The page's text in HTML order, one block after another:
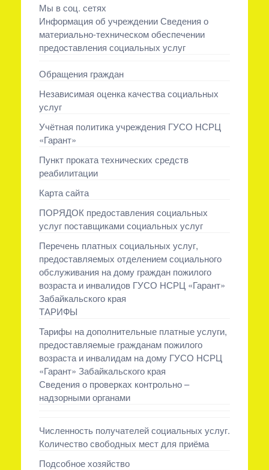
Мы в соц. сетях
Информация об учреждении Сведения о
материально-техническом обеспечении
предоставления социальных услуг
Обращения граждан
Независимая оценка качества социальных
услуг
Учётная политика учреждения ГУСО НСРЦ
«Гарант»
Пункт проката технических средств
реабилитации
Карта сайта
ПОРЯДОК предоставления социальных
услуг поставщиками социальных услуг
Перечень платных социальных услуг,
предоставляемых отделением социального
обслуживания на дому граждан пожилого
возраста и инвалидов ГУСО НСРЦ «Гарант»
Забайкальского края
ТАРИФЫ
Тарифы на дополнительные платные услуги,
предоставляемые гражданам пожилого
возраста и инвалидам на дому ГУСО НСРЦ
«Гарант» Забайкальского края
Сведения о проверках контрольно –
надзорными органами
Численность получателей социальных услуг.
Количество свободных мест для приёма
Подсобное хозяйство